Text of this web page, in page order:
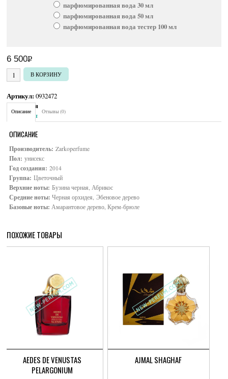
парфюмированная вода 30 мл
парфюмированная вода 50 мл
парфюмированная вода тестер 100 мл
6 500Р
УБ.
Количество товара Zarkoperfume PINK MOLeCULE 090.09
В КОРЗИНУ
Артикул:0932472
Категория:
Brand:Zarkoperfume
Описание Отзывы (0)
ОПИСАНИЕ
Производитель: Zarkoperfume
Пол: унисекс
Год создания: 2014
Группа: Цветочный
Верхние ноты: Бузина черная, Абрикос
Средние ноты: Черная орхидея, Эбеновое дерево
Базовые ноты: Амарантовое дерево, Крем-брюле
ПОХОЖИЕ ТОВАРЫ
AEDES DE VENUSTAS
PELARGONIUM
AJMAL SHAGHAF